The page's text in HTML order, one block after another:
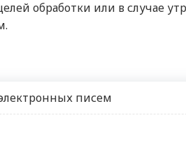
обработки или в случае
писем